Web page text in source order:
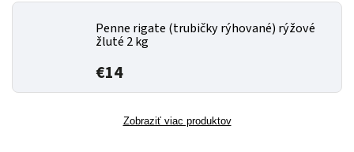
Penne rigate (trubičky rýhované) rýžové
žluté 2 kg
€14
Zobraziť viac produktov